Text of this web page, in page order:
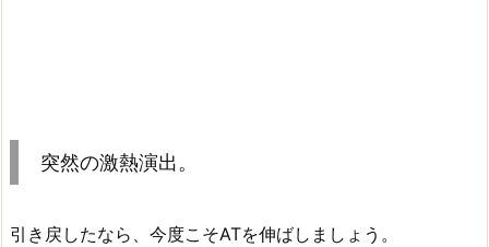
突然の激熱演出。
引き戻したなら、今度こそATを伸ばしましょう。